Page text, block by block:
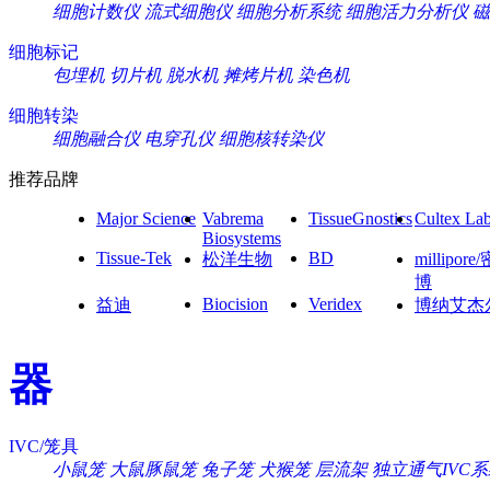
细胞计数仪 流式细胞仪 细胞分析系统 细胞活力分析仪
细胞标记
包埋机 切片机 脱水机 摊烤片机 染色机
细胞转染
细胞融合仪 电穿孔仪 细胞核转染仪
推荐品牌
Major Science Vabrema
Biosystems
TissueGnosticsCultex
Tissue-Tek 松洋生物 BD
millipore/
博
益迪
Biocision Veridex 博纳艾杰
器
IVC/笼具
小鼠笼 大鼠豚鼠笼 兔子笼 犬猴笼 层流架 独立通气IVC